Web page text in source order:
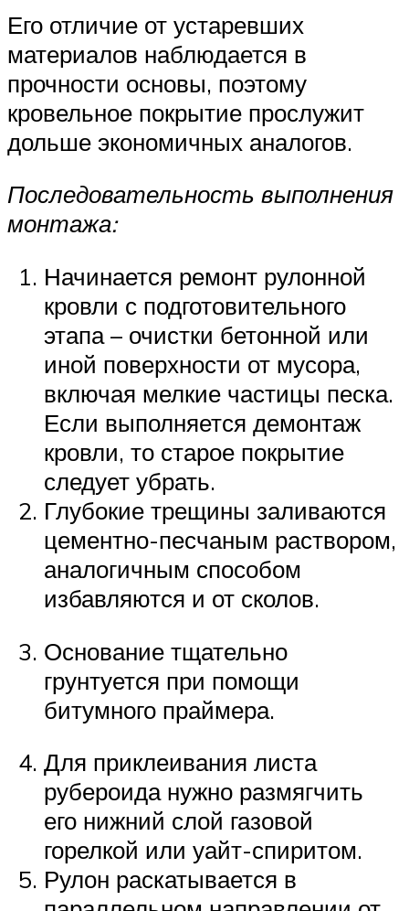
Его отличие от устаревших
материалов наблюдается в
прочности основы, поэтому
кровельное покрытие прослужит
дольше экономичных аналогов.
Последовательность выполнения
монтажа:
Начинается ремонт рулонной
кровли с подготовительного
этапа – очистки бетонной или
иной поверхности от мусора,
включая мелкие частицы песка.
Если выполняется демонтаж
кровли, то старое покрытие
следует убрать.
Глубокие трещины заливаются
цементно-песчаным раствором,
аналогичным способом
избавляются и от сколов.
Основание тщательно
грунтуется при помощи
битумного праймера.
Для приклеивания листа
рубероида нужно размягчить
его нижний слой газовой
горелкой или уайт-спиритом.
Рулон раскатывается в